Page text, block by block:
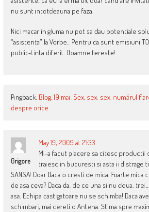
nu sunt intotdeauna pe faza.
Nici macar in gluma nu pot sa dau potentiale
“asistenta” la Vorbe.. Pentru ca sunt emisiuni
public-tinta diferit. Doamne fereste!
Pingback: Blog, 19 mai: Sex, sex, sex, numărul
despre orice
Grigore
May 19, 2009 at 21:33
Mi-a facut placere sa citesc productii
traiesc in bucuresti si asta ii distrage
SANSA! Doar Daca o cresti de mica. Foarte mica
de asa ceva? Daca da, de ce una si nu doua,
asa. Echipa castigatoare nu se schimba! Daca
schimbari, mai cereti o Antena. Stima spre